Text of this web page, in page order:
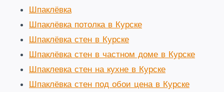
Шпаклёвка
Шпаклёвка потолка в Курске
Шпаклёвка стен в Курске
Шпаклёвка стен в частном доме в Курске
Шпаклевка стен на кухне в Курске
Шпаклёвка стен под обои цена в Курске